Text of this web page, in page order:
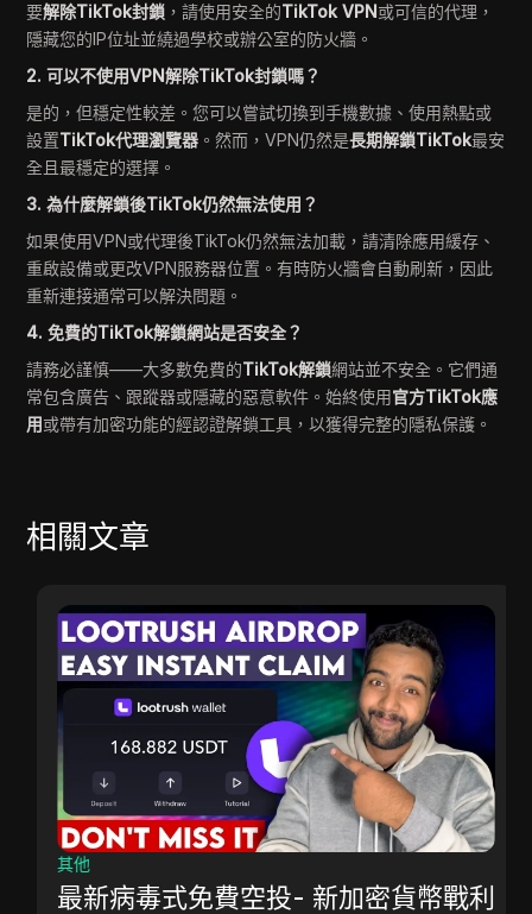
要解除TikTok封鎖 ，請使用安全的TikTok VPN或可信的代理，
隱藏您的IP位址並繞過學校或辦公室的防火牆。
2. 可以不使用VPN解除TikTok封鎖嗎？
是的，但穩定性較差。您可以嘗試切換到手機數據、使用熱點或
設置TikTok代理瀏覽器 。然而，VPN仍然是長期解鎖TikTok最安
全且最穩定的選擇。
3. 為什麼解鎖後TikTok仍然無法使用？
如果使用VPN或代理後TikTok仍然無法加載，請清除應用緩存、
重啟設備或更改VPN服務器位置。有時防火牆會自動刷新，因此
重新連接通常可以解決問題。
4. 免費的TikTok解鎖網站是否安全？
請務必謹慎——大多數免費的TikTok解鎖網站並不安全。它們通
常包含廣告、跟蹤器或隱藏的惡意軟件。始終使用官方TikTok應
用或帶有加密功能的經認證解鎖工具，以獲得完整的隱私保護。
相關文章
其他
最新病毒式免費空投- 新加密貨幣戰利